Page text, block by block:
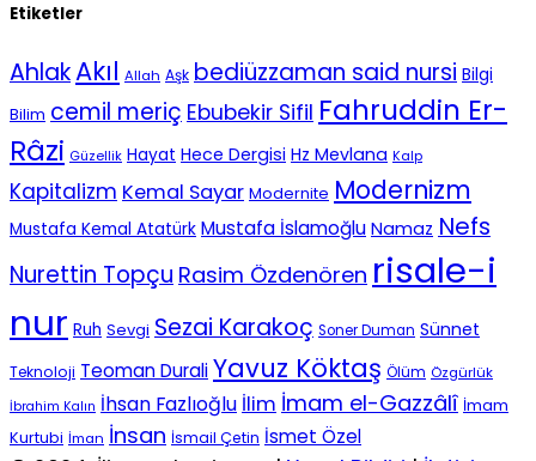
Etiketler
AhlakAkıl Allah Aşk bediüzzaman said nursi Bilgi
Bilim cemil meriç Ebubekir Sifil Fahruddin Er-
Râzi Güzellik Hayat Hece Dergisi Hz Mevlana Kalp
Kapitalizm Kemal Sayar Modernite Modernizm
Mustafa Kemal Atatürk Mustafa İslamoğlu Namaz Nefs
Nurettin Topçu Rasim Özdenören risale-i
nur Ruh Sevgi Sezai Karakoç Soner Duman Sünnet
Teknoloji Teoman DuraliYavuz Köktaş Ölüm Özgürlük
İbrahim Kalın İhsan Fazlıoğlu İlim İmam el-Gazzâlî İmam
Kurtubi İman İnsan İsmail Çetin İsmet Özel